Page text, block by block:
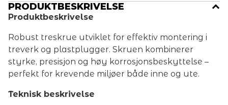
PRODUKTBESKRIVELSE
Produktbeskrivelse
Robust treskrue utviklet for effektiv montering i
treverk og plastplugger. Skruen kombinerer
styrke, presisjon og høy korrosjonsbeskyttelse –
perfekt for krevende miljøer både inne og ute.
Teknisk beskrivelse